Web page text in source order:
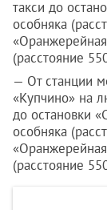
такси до
особняка
(расстояние
— От станции
«Купчино» на
до остановки
особняка
(расстояние